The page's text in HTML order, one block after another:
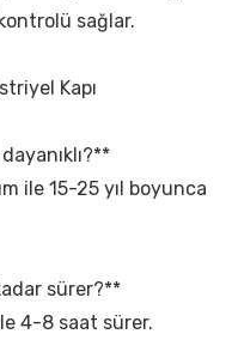
sağlar.
Kapı
ile 15-25 yıl boyunca
sürer?**
4-8 saat sürer.